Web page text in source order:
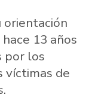
orientación
13 años
por los
víctimas de